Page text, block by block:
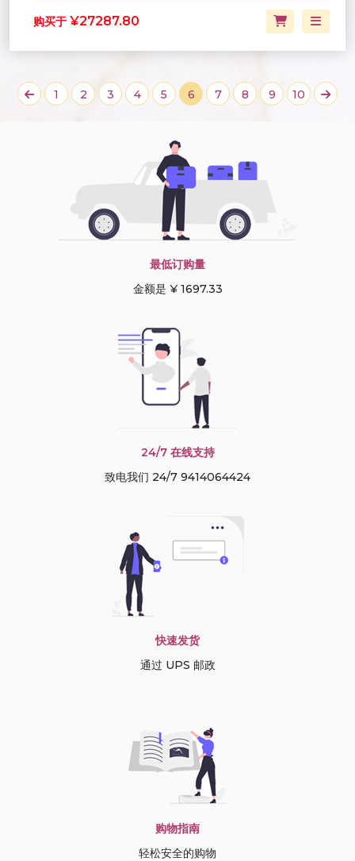
购买于 ¥27287.80
1 2 3 4 5 6 7 8 9 10
最低订购量
金额是 ¥ 1697.33
24/7 在线支持
致电我们 24/7 9414064424
快速发货
通过 UPS 邮政
购物指南
轻松安全的购物